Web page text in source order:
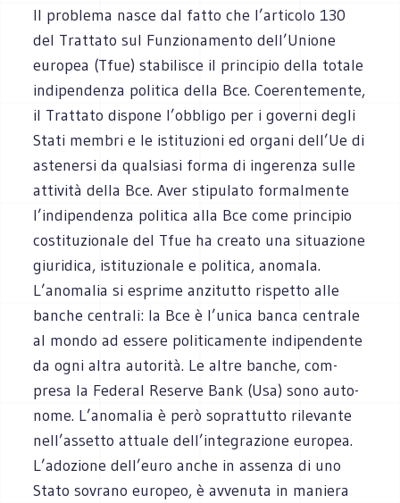
Il pro­blema nasce dal fatto che l’articolo 130
del Trat­tato sul Fun­zio­na­mento dell’Unione
euro­pea (Tfue) sta­bi­li­sce il prin­ci­pio della totale
indi­pen­denza poli­tica della Bce. Coe­ren­te­mente,
il Trat­tato dispone l’obbligo per i governi degli
Stati mem­bri e le isti­tu­zioni ed organi dell’Ue di
aste­nersi da qual­siasi forma di inge­renza sulle
atti­vità della Bce. Aver sti­pu­lato for­mal­mente
l’indipendenza poli­tica alla Bce come prin­ci­pio
costi­tu­zio­nale del Tfue ha creato una situa­zione
giu­ri­dica, isti­tu­zio­nale e poli­tica, anomala.
L’anomalia si esprime anzi­tutto rispetto alle
ban­che cen­trali: la Bce è l’unica banca cen­trale
al mondo ad essere poli­ti­ca­mente indi­pen­dente
da ogni altra auto­rità. Le altre ban­che, com­
presa la Fede­ral Reserve Bank (Usa) sono auto­
nome. L’anomalia è però soprat­tutto rile­vante
nell’assetto attuale dell’integrazione euro­pea.
L’adozione dell’euro anche in assenza di uno
Stato sovrano euro­peo, è avve­nuta in maniera